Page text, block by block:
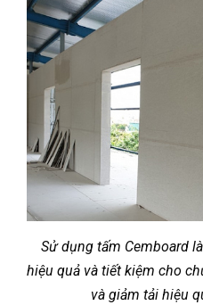
Sử dụng tấm Cemboard
hiệu quả và tiết kiệm cho
và giảm tải hiệu